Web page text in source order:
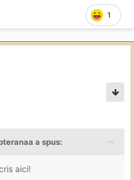
1
a spus:
aici!